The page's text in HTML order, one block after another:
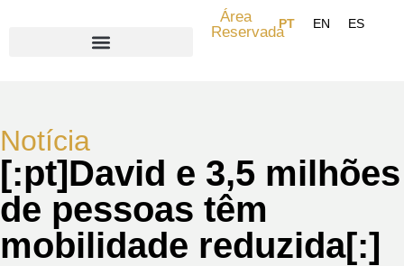
Área
Reservada
Notícia
[:pt]David e 3,5 milhões
de pessoas têm
mobilidade reduzida[:]